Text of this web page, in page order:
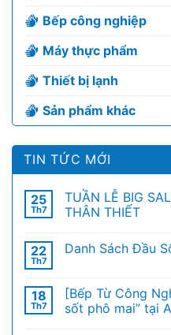
Bếp công nghiệp
Máy thực phẩm
Thiết bị lạnh
Sản phẩm khác
TIN TỨC MỚI
25
Th7
TUẦN LỄ BIG
THÂN THIẾT
22
Th7
Danh Sách Đầu
18
Th7
[Bếp Từ Công
sốt phô mai” tại